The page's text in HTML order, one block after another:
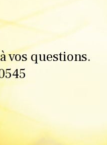
vos questions.